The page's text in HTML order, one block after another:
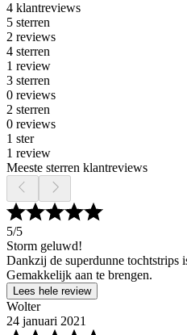
4 klantreviews
5 sterren
2 reviews
4 sterren
1 review
3 sterren
0 reviews
2 sterren
0 reviews
1 ster
1 review
Meeste sterren klantreviews
5/5
Storm geluwd!
Dankzij de superdunne tochtstrips
Gemakkelijk aan te brengen.
Lees hele review
Wolter
24 januari 2021